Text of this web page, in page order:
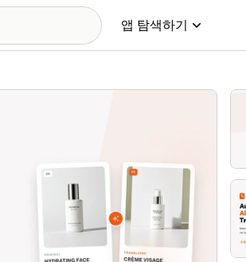
앱 탐색하기